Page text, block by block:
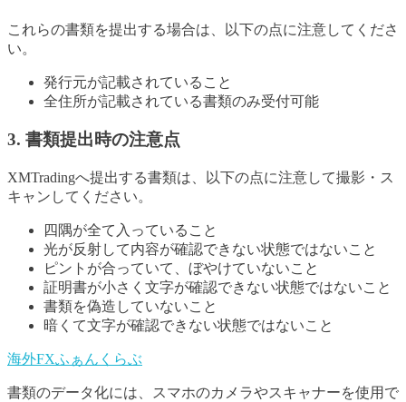
これらの書類を提出する場合は、以下の点に注意してくださ
い。
発行元が記載されていること
全住所が記載されている書類のみ受付可能
3. 書類提出時の注意点
XMTradingへ提出する書類は、以下の点に注意して撮影・ス
キャンしてください。
四隅が全て入っていること
光が反射して内容が確認できない状態ではないこと
ピントが合っていて、ぼやけていないこと
証明書が小さく文字が確認できない状態ではないこと
書類を偽造していないこと
暗くて文字が確認できない状態ではないこと
海外FXふぁんくらぶ
書類のデータ化には、スマホのカメラやスキャナーを使用で